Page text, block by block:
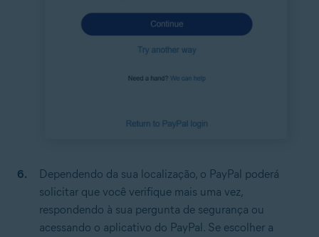
Dependendo da sua localização, o PayPal poderá
solicitar que você verifique mais uma vez,
respondendo à sua pergunta de segurança ou
acessando o aplicativo do PayPal. Se escolher a